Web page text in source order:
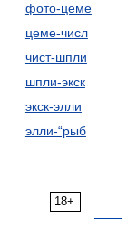
фото-цеме
цеме-числ
чист-шпли
шпли-экск
экск-элли
элли-“рыб
18+